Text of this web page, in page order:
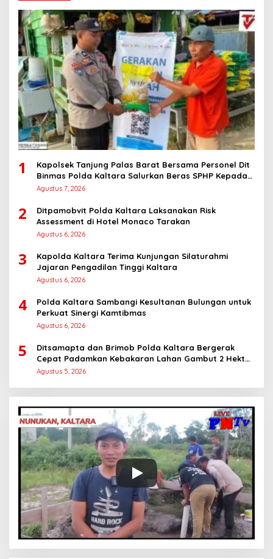
1
Kapolsek Tanjung Palas Barat Bersama Personel Dit
Binmas Polda Kaltara Salurkan Beras SPHP Kepada
Masyarakat
Agustus 7, 2026
2
Ditpamobvit Polda Kaltara Laksanakan Risk
Assessment di Hotel Monaco Tarakan
Agustus 6, 2026
3
Kapolda Kaltara Terima Kunjungan Silaturahmi
Jajaran Pengadilan Tinggi Kaltara
Agustus 6, 2026
4
Polda Kaltara Sambangi Kesultanan Bulungan untuk
Perkuat Sinergi Kamtibmas
Agustus 6, 2026
5
Ditsamapta dan Brimob Polda Kaltara Bergerak
Cepat Padamkan Kebakaran Lahan Gambut 2 Hektar
di Bulungan
Agustus 5, 2026